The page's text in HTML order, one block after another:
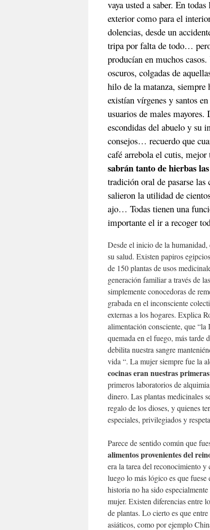
vaya usted a saber. En
exterior como para el
dolencias, desde un
tripa por falta de todo…
producían en muchos
oscuros, colgadas de
hilo de la matanza, siempre
existían vírgenes y santos
usuarios de males mayores.
escondidas del abuelo y su
consejos… recuerdo que
café arrebola el cutis,
sabrán tanto de hierbas
tradición oral de pasarse las
salieron la utilidad de
ajo… Todas tienen una
importante el ir a recoger
Desde el inicio de la humanidad,
su salud. Existen papiros
de 150 plantas de usos
generación familiar a través de
simplemente conocedoras de
grabada en el inconsciente
externas a los hogares. Explica
alimentación consciente, que “la
quemada en el fuego, más
debilita nuestra sangre
vida “. La mujer siempre fue la
cocinas eran nuestras
primeros laboratorios de
dinero. Las plantas medicinales
regalo de los dioses, y quienes
especiales, privilegiados y
Parece de sentido común que
alimentos provenientes del
era la tarea del reconocimiento
luego lo más lógico es que
historia no ha sido
mujer. Existen diferencias entre
de plantas. Lo cierto es que
asiáticos, como por ejemplo